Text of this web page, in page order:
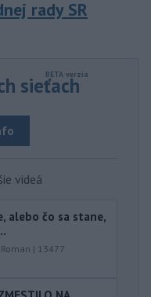
rady SR
sieťach
videá
alebo čo sa stane,
| 13477